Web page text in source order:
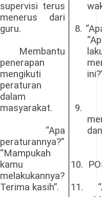
supervisi terus
menerus dari
guru.
Membantu
penerapan
mengikuti
peraturan
dalam
masyarakat.
“Apa
peraturannya?”
“Mampukah
kamu
melakukannya?
Terima kasih”.
8.
9.
10.
11.